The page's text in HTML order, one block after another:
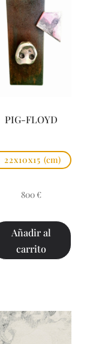
PIG-FLOYD
22x10x15 (cm)
800 €
Añadir al
carrito